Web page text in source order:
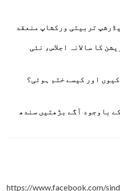
تربیتی ورکشاپ منعقد
کا سالانہ اجلاس، نئی
اور کیسے ختم ہوئی؟
باوجود آگے بڑھتیں سندھ
https://www.facebook.com/